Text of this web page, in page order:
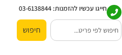
חייגו עכשיו להזמנות: 03-6138844
חיפוש